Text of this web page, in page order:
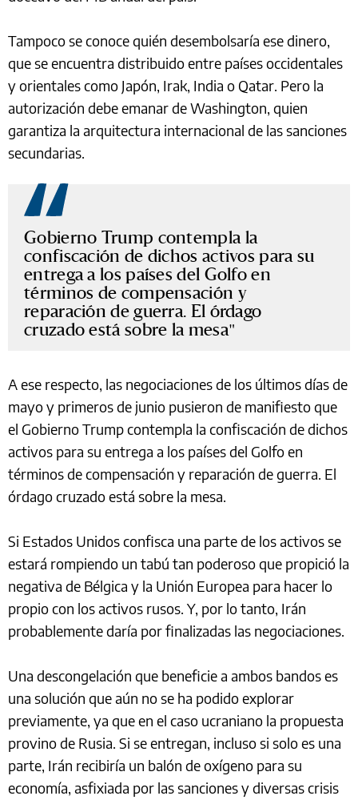
Tampoco se conoce quién desembolsaría ese dinero,
que se encuentra distribuido entre países occidentales
y orientales como Japón, Irak, India o Qatar. Pero la
autorización debe emanar de Washington, quien
garantiza la arquitectura internacional de las sanciones
secundarias.
Gobierno Trump contempla la
confiscación de dichos activos para su
entrega a los países del Golfo en
términos de compensación y
reparación de guerra. El órdago
cruzado está sobre la mesa
A ese respecto, las negociaciones de los últimos días de
mayo y primeros de junio pusieron de manifiesto que
el Gobierno Trump contempla la confiscación de dichos
activos para su entrega a los países del Golfo en
términos de compensación y reparación de guerra. El
órdago cruzado está sobre la mesa.
Si Estados Unidos confisca una parte de los activos se
estará rompiendo un tabú tan poderoso que propició la
negativa de Bélgica y la Unión Europea para hacer lo
propio con los activos rusos. Y, por lo tanto, Irán
probablemente daría por finalizadas las negociaciones.
Una descongelación que beneficie a ambos bandos es
una solución que aún no se ha podido explorar
previamente, ya que en el caso ucraniano la propuesta
provino de Rusia. Si se entregan, incluso si solo es una
parte, Irán recibiría un balón de oxígeno para su
economía, asfixiada por las sanciones y diversas crisis